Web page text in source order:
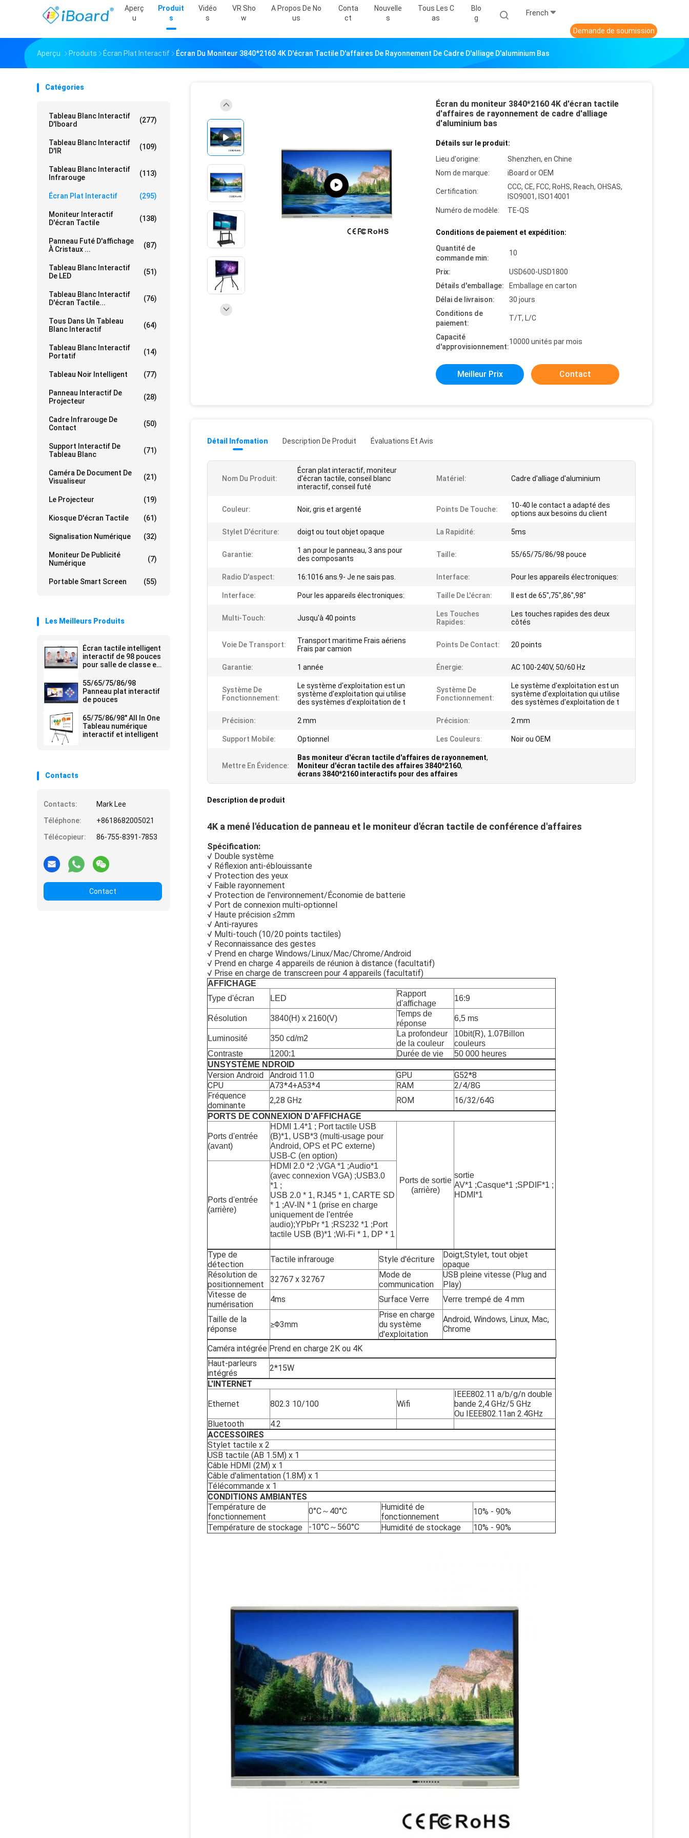
Aperç
U
Produit
S
Vidéo
S
VR Sho
W
A Propos De No
Us
Conta
Ct
Nouvelle
S
Tous Les C
As
Blo
G
French
Demande de soumission
Aperçu Produits Écran Plat Interactif Écran Du Moniteur 3840*2160 4K D'écran Tactile D'affaires De Rayonnement De Cadre D'alliage D'aluminium Bas
Catégories
Tableau Blanc Interactif
D'Iboard
(277)
Tableau Blanc Interactif
D'IR
(109)
Tableau Blanc Interactif
Infrarouge
(113)
Écran Plat Interactif (295)
Moniteur Interactif
D'écran Tactile
(138)
Panneau Futé D'affichage
À Cristaux ...
(87)
Tableau Blanc Interactif
De LED
(51)
Tableau Blanc Interactif
D'écran Tactile...
(76)
Tous Dans Un Tableau
Blanc Interactif
(64)
Tableau Blanc Interactif
Portatif
(14)
Tableau Noir Intelligent (77)
Panneau Interactif De
Projecteur
(28)
Cadre Infrarouge De
Contact
(50)
Support Interactif De
Tableau Blanc
(71)
Caméra De Document De
Visualiseur
(21)
Le Projecteur (19)
Kiosque D'écran Tactile (61)
Signalisation Numérique (32)
Moniteur De Publicité
Numérique
(7)
Portable Smart Screen (55)
Les Meilleurs Produits
Écran tactile intelligent
interactif de 98 pouces
pour salle de classe et
55/65/75/86/98
Panneau plat interactif
de pouces
65/75/86/98" All In One
Tableau numérique
interactif et intelligent
Contacts
Contacts:
Mark Lee
Téléphone:
+8618682005021
Télécopieur:
86-755-8391-7853
Contact
Écran du moniteur 3840*2160 4K d'écran tactile
d'affaires de rayonnement de cadre d'alliage
d'aluminium bas
Détails sur le produit:
Lieu d'origine:
Shenzhen, en Chine
Nom de marque:
iBoard or OEM
Certification:
CCC, CE, FCC, RoHS, Reach, OHSAS,
ISO9001, ISO14001
Numéro de modèle:
TE-QS
Conditions de paiement et expédition:
Quantité de
commande min:
10
Prix:
USD600-USD1800
Détails d'emballage:
Emballage en carton
Délai de livraison:
30 jours
Conditions de
paiement:
T/T, L/C
Capacité
d'approvisionnement:
10000 unités par mois
Meilleur Prix Contact
Détail Infomation Description De Produit Évaluations Et Avis
Nom Du Produit:
Écran plat interactif, moniteur
d'écran tactile, conseil blanc
interactif, conseil futé
Matériel: Cadre d'alliage d'aluminium
Couleur: Noir, gris et argenté Points De Touche:
10-40 le contact a adapté des
options aux besoins du client
Stylet D'écriture: doigt ou tout objet opaque La Rapidité: 5ms
Garantie:
1 an pour le panneau, 3 ans pour
des composants
Taille: 55/65/75/86/98 pouce
Radio D'aspect: 16:1016 ans.9- Je ne sais pas. Interface: Pour les appareils électroniques:
Interface: Pour les appareils électroniques: Taille De L'écran: Il est de 65",75",86",98"
Multi-Touch: Jusqu'à 40 points
Les Touches
Rapides:
Les touches rapides des deux
côtés
Voie De Transport:
Transport maritime Frais aériens
Frais par camion
Points De Contact: 20 points
Garantie: 1 année Énergie: AC 100-240V, 50/60 Hz
Système De
Fonctionnement:
Le système d'exploitation est un
système d'exploitation qui utilise
des systèmes d'exploitation de t
Système De
Fonctionnement:
Le système d'exploitation est un
système d'exploitation qui utilise
des systèmes d'exploitation de t
Précision: 2 mm Précision: 2 mm
Support Mobile: Optionnel Les Couleurs: Noir ou OEM
Mettre En Évidence:
Bas moniteur d'écran tactile d'affaires de rayonnement,
Moniteur d'écran tactile des affaires 3840*2160,
écrans 3840*2160 interactifs pour des affaires
Description de produit
4K a mené l'éducation de panneau et le moniteur d'écran tactile de conférence d'affaires
Spécification:
√ Double système
√ Réflexion anti-éblouissante
√ Protection des yeux
√ Faible rayonnement
√ Protection de l'environnement/Économie de batterie
√ Port de connexion multi-optionnel
√ Haute précision ≤2mm
√ Anti-rayures
√ Multi-touch (10/20 points tactiles)
√ Reconnaissance des gestes
√ Prend en charge Windows/Linux/Mac/Chrome/Android
√ Prend en charge 4 appareils de réunion à distance (facultatif)
√ Prise en charge de transcreen pour 4 appareils (facultatif)
AFFICHAGE
Type d'écran
LED
Rapport
d'affichage
16:9
Résolution 3840(H) x 2160(V)
Temps de
réponse
6,5 ms
Luminosité 350 cd/m2
La profondeur
de la couleur
10bit(R), 1.07Billon
couleurs
Contraste
1200:1 Durée de vie
50 000 heures
UNSYSTÈME NDROID
Version Android Android 11.0 GPU
G52*8
CPU
A73*4+A53*4 RAM
2/4/8G
Fréquence
dominante
2,28 GHz ROM 16/32/64G
PORTS DE CONNEXION D'AFFICHAGE
Ports d'entrée
(avant)
HDMI 1.4*1 ; Port tactile USB
(B)*1, USB*3 (multi-usage pour
Android, OPS et PC externe)
USB-C (en option)
Ports de sortie
(arrière)
sortie
AV*1 ;Casque*1 ;SPDIF*1 ;
HDMI*1
Ports d'entrée
(arrière)
HDMI 2.0 *2 ;VGA *1 ;Audio*1
(avec connexion VGA) ;USB3.0
*1 ;
USB 2.0 * 1, RJ45 * 1, CARTE SD
* 1 ;AV-IN * 1 (prise en charge
uniquement de l'entrée
audio);YPbPr *1 ;RS232 *1 ;Port
tactile USB (B)*1 ;Wi-Fi * 1, DP * 1
Type de
détection
Tactile infrarouge Style d'écriture
Doigt;Stylet, tout objet
opaque
Résolution de
positionnement
32767 x 32767
Mode de
communication
USB pleine vitesse (Plug and
Play)
Vitesse de
numérisation
4ms Surface Verre Verre trempé de 4 mm
Taille de la
réponse
≥Φ3mm
Prise en charge
du système
d'exploitation
Android, Windows, Linux, Mac,
Chrome
Caméra intégrée Prend en charge 2K ou 4K
Haut-parleurs
intégrés
2*15W
L'INTERNET
Ethernet 802.3 10/100 Wifi
IEEE802.11 a/b/g/n double
bande 2,4 GHz/5 GHz
Ou IEEE802.11an 2.4GHz
Bluetooth
4.2
ACCESSOIRES
Stylet tactile x 2
USB tactile (AB 1.5M) x 1
Câble HDMI (2M) x 1
Câble d'alimentation (1.8M) x 1
Télécommande x 1
CONDITIONS AMBIANTES
Température de
fonctionnement
0°C～40°C
Humidité de
fonctionnement
10% - 90%
Température de stockage
-10°C～560°C Humidité de stockage 10% - 90%